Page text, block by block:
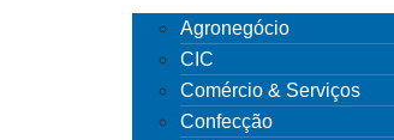
Agronegócio
CIC
Comércio & Serviços
Confecção